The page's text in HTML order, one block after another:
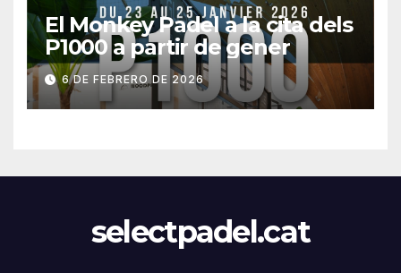
El Monkey Padel a la cita dels
P1000 a partir de gener
6 DE FEBRERO DE 2026
selectpadel.cat